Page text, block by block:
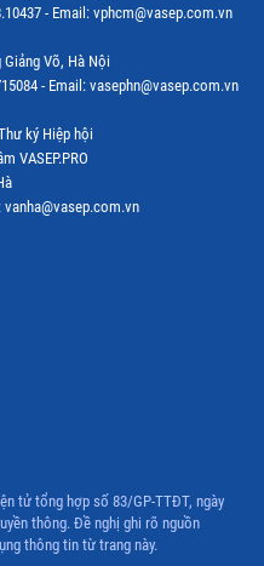
- Email: vphcm@vasep.com.vn
Võ, Hà Nội
- Email: vasephn@vasep.com.vn
ký Hiệp hội
VASEP.PRO
tử tổng hợp số 83/GP-TTĐT, ngày
thông. Đề nghị ghi rõ nguồn
thông tin từ trang này.